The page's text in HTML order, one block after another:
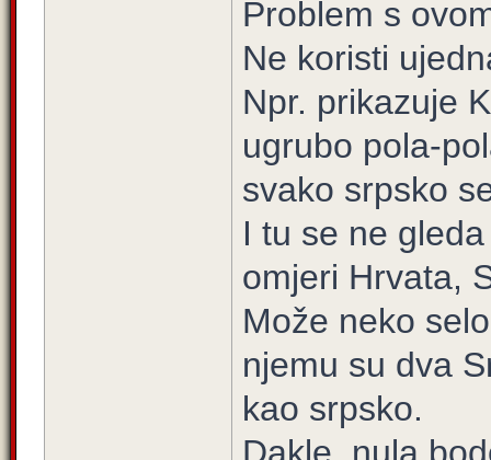
Problem s
Ne koristi
Npr. prikazuje
ugrubo pola-
svako srpsko
I tu se ne
omjeri Hrvata,
Može neko
njemu su dva
kao srpsko.